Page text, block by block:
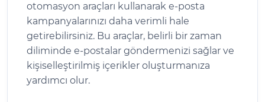
otomasyon araçları kullanarak e-posta
kampanyalarınızı daha verimli hale
getirebilirsiniz. Bu araçlar, belirli bir zaman
diliminde e-postalar göndermenizi sağlar ve
kişiselleştirilmiş içerikler oluşturmanıza
yardımcı olur.